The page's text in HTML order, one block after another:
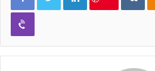
Viber